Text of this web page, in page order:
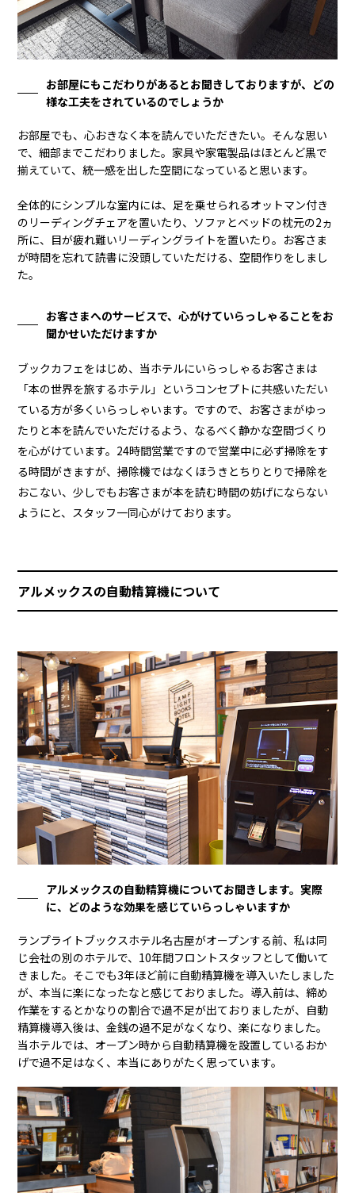
お部屋にもこだわりがあるとお聞きしておりますが、どの
様な工夫をされているのでしょうか
お部屋でも、心おきなく本を読んでいただきたい。そんな思い
で、細部までこだわりました。家具や家電製品はほとんど黒で
揃えていて、統一感を出した空間になっていると思います。
全体的にシンプルな室内には、足を乗せられるオットマン付き
のリーディングチェアを置いたり、ソファとベッドの枕元の2ヵ
所に、目が疲れ難いリーディングライトを置いたり。お客さま
が時間を忘れて読書に没頭していただける、空間作りをしまし
た。
お客さまへのサービスで、心がけていらっしゃることをお
聞かせいただけますか
ブックカフェをはじめ、当ホテルにいらっしゃるお客さまは
「本の世界を旅するホテル」というコンセプトに共感いただい
ている方が多くいらっしゃいます。ですので、お客さまがゆっ
たりと本を読んでいただけるよう、なるべく静かな空間づくり
を心がけています。24時間営業ですので営業中に必ず掃除をす
る時間がきますが、掃除機ではなくほうきとちりとりで掃除を
おこない、少しでもお客さまが本を読む時間の妨げにならない
ようにと、スタッフ一同心がけております。
アルメックスの自動精算機について
アルメックスの自動精算機についてお聞きします。実際
に、どのような効果を感じていらっしゃいますか
ランプライトブックスホテル名古屋がオープンする前、私は同
じ会社の別のホテルで、10年間フロントスタッフとして働いて
きました。そこでも3年ほど前に自動精算機を導入いたしました
が、本当に楽になったなと感じておりました。導入前は、締め
作業をするとかなりの割合で過不足が出ておりましたが、自動
精算機導入後は、金銭の過不足がなくなり、楽になりました。
当ホテルでは、オープン時から自動精算機を設置しているおか
げで過不足はなく、本当にありがたく思っています。